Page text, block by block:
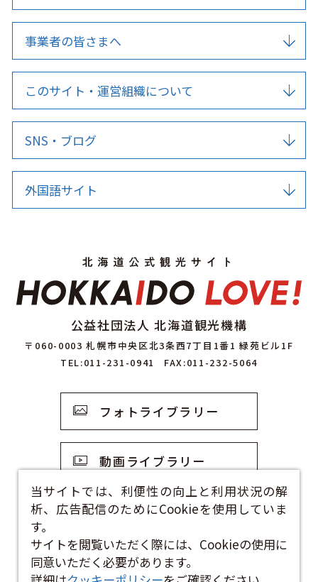
事業者の皆さまへ
このサイト・運営組織について
SNS・ブログ
外国語サイト
公益社団法人 北海道観光機構
〒060-0003 札幌市中央区北3条西7丁目1番1 緑苑ビル1F
TEL:011-231-0941
FAX:011-232-5064
フォトライブラリー
動画ライブラリー
観光資料
お問い合わせフォーム
当サイトでは、利便性の向上と利用状況の解
析、広告配信のためにCookieを使用していま
す。
サイトを閲覧いただく際には、Cookieの使用に
同意いただく必要があります。